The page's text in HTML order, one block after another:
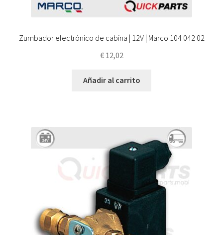
Zumbador electrónico de cabina | 12V | Marco 104 042 02
€12,02
Añadir al carrito